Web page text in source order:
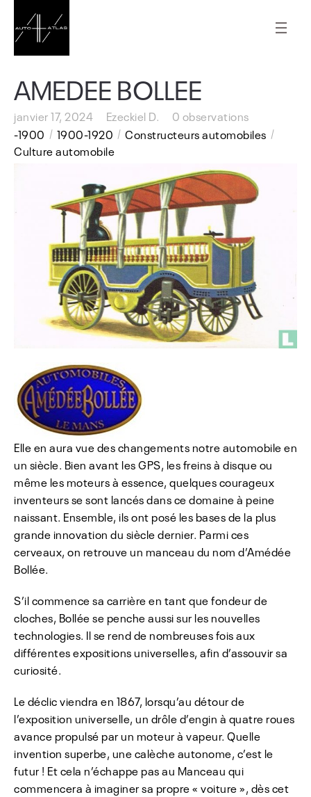
AMEDEE BOLLEE
janvier 17, 2024 Ezeckiel D.
0 observations
-1900
1900-1920
Constructeurs automobiles
Culture automobile
Elle en aura vue des changements notre automobile en
un siècle. Bien avant les GPS, les freins à disque ou
même les moteurs à essence, quelques courageux
inventeurs se sont lancés dans ce domaine à peine
naissant. Ensemble, ils ont posé les bases de la plus
grande innovation du siècle dernier. Parmi ces
cerveaux, on retrouve un manceau du nom d’Amédée
Bollée.
S’il commence sa carrière en tant que fondeur de
cloches, Bollée se penche aussi sur les nouvelles
technologies. Il se rend de nombreuses fois aux
différentes expositions universelles, afin d’assouvir sa
curiosité.
Le déclic viendra en 1867, lorsqu’au détour de
l’exposition universelle, un drôle d’engin à quatre roues
avance propulsé par un moteur à vapeur. Quelle
invention superbe, une calèche autonome, c’est le
futur ! Et cela n’échappe pas au Manceau qui
commencera à imaginer sa propre « voiture », dès cet